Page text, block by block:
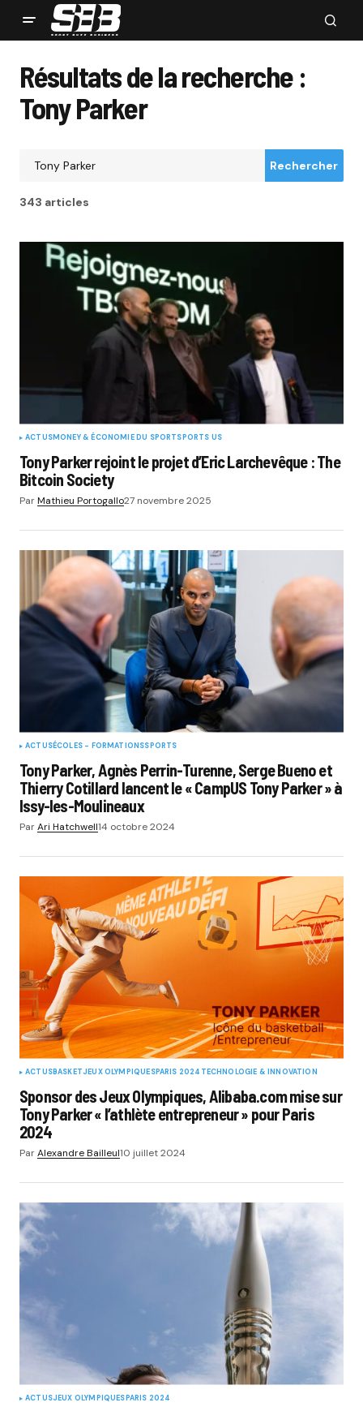
Résultats de la recherche :
Tony Parker
Rechercher
343 articles
ACTUSMONEY & ÉCONOMIE DU SPORTSPORTS US
Tony Parker rejoint le projet d’Eric Larchevêque : The
Bitcoin Society
ParMathieu Portogallo27 novembre 2025
ACTUSÉCOLES - FORMATIONSSPORTS
Tony Parker, Agnès Perrin-Turenne, Serge Bueno et
Thierry Cotillard lancent le « CampUS Tony Parker » à
Issy-les-Moulineaux
ParAri Hatchwell14 octobre 2024
ACTUSBASKETJEUX OLYMPIQUESPARIS 2024 TECHNOLOGIE & INNOVATION
Sponsor des Jeux Olympiques, Alibaba.com mise sur
Tony Parker « l’athlète entrepreneur » pour Paris
2024
ParAlexandre Bailleul10 juillet 2024
ACTUSJEUX OLYMPIQUESPARIS 2024